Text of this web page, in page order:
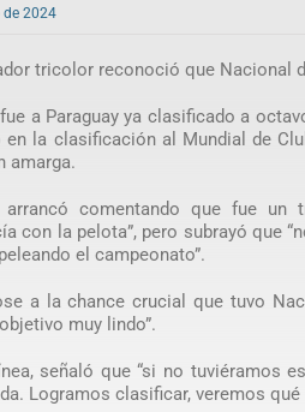
de 2024
tricolor reconoció que Nacional
a Paraguay ya clasificado a
en la clasificación al Mundial de
amarga.
comentando que fue un
con la pelota”, pero subrayó que
el campeonato”.
a la chance crucial que tuvo
muy lindo”.
señaló que “si no tuviéramos
Logramos clasificar, veremos